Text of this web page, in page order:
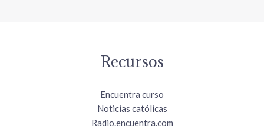
Recursos
Encuentra curso
Noticias católicas
Radio.encuentra.com